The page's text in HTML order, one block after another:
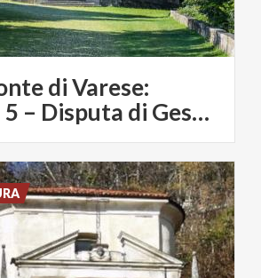
di Varese:
Cappella 5 – Disputa di Gesù con i dottori